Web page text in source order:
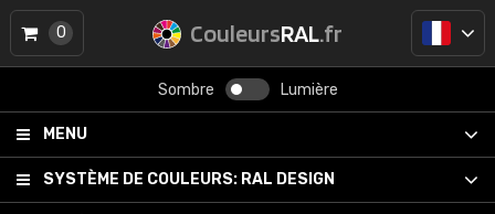
CouleursRAL.fr
Sombre Lumière
MENU
SYSTÈME DE COULEURS: RAL DESIGN
0